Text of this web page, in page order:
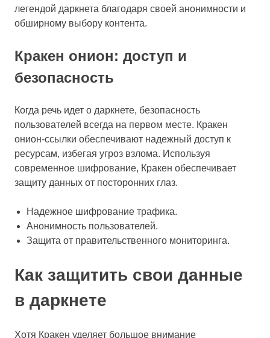
легендой даркнета благодаря своей анонимности и
обширному выбору контента.
Кракен онион: доступ и
безопасность
Когда речь идет о даркнете, безопасность
пользователей всегда на первом месте. Кракен
онион-ссылки обеспечивают надежный доступ к
ресурсам, избегая угроз взлома. Используя
современное шифрование, Кракен обеспечивает
защиту данных от посторонних глаз.
Надежное шифрование трафика.
Анонимность пользователей.
Защита от правительственного мониторинга.
Как защитить свои данные
в даркнете
Хотя Кракен уделяет большое внимание